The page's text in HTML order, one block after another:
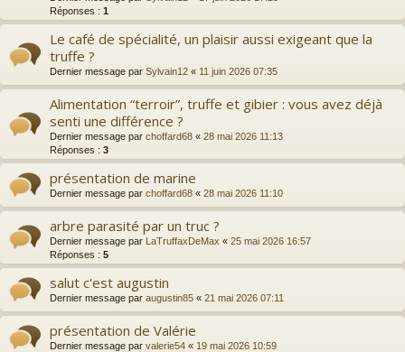
Réponses : 1
Le café de spécialité, un plaisir aussi exigeant que la
truffe ?
Dernier message par Sylvain12 « 11 juin 2026 07:35
Alimentation “terroir”, truffe et gibier : vous avez déjà
senti une différence ?
Dernier message par choffard68 « 28 mai 2026 11:13
Réponses : 3
présentation de marine
Dernier message par choffard68 « 28 mai 2026 11:10
arbre parasité par un truc ?
Dernier message par LaTruffaxDeMax « 25 mai 2026 16:57
Réponses : 5
salut c'est augustin
Dernier message par augustin85 « 21 mai 2026 07:11
présentation de Valérie
Dernier message par valerie54 « 19 mai 2026 10:59